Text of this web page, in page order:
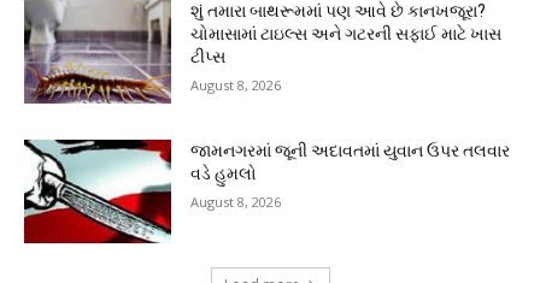
શું તમારા બાથરૂમમાં પણ આવે છે કાનખજૂરા?
ચોમાસામાં ટાઇલ્સ અને ગટરની સફાઈ માટે ખાસ
ટીપ્સ
August 8, 2026
જામનગરમાં જૂની અદાવતમાં યુવાન ઉપર તલવાર
વડે હુમલો
August 8, 2026